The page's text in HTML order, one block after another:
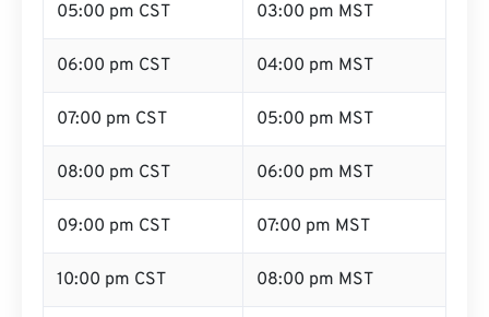
05:00 pm CST 03:00 pm MST
06:00 pm CST 04:00 pm MST
07:00 pm CST 05:00 pm MST
08:00 pm CST 06:00 pm MST
09:00 pm CST 07:00 pm MST
10:00 pm CST 08:00 pm MST